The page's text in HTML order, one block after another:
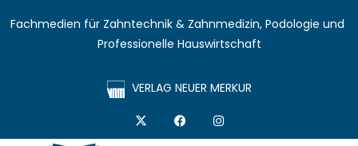
Fachmedien für Zahntechnik & Zahnmedizin, Podologie und
Professionelle Hauswirtschaft
VERLAG NEUER MERKUR